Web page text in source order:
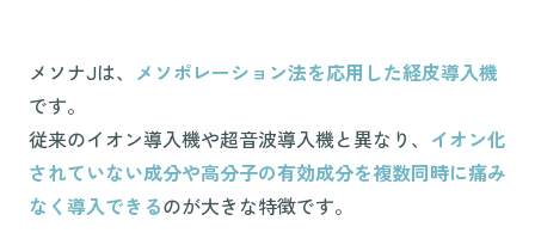
メソナJは、 メソポレーション法を応用した経皮導入機
です。
従来のイオン導入機や超音波導入機と異なり、 イオン化
されていない成分や高分子の有効成分を複数同時に痛み
なく導入できるのが大きな特徴です。